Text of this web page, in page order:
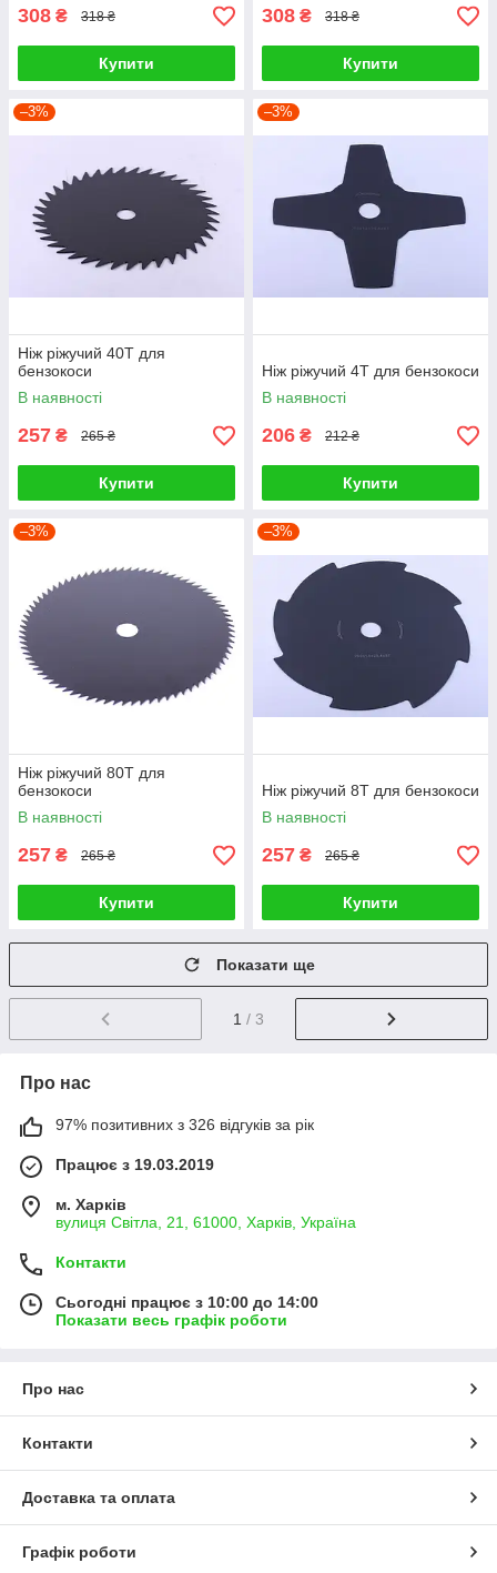
308 ₴ 318 ₴
Купити
308 ₴ 318 ₴
Купити
–3%
Ніж ріжучий 40Т для
бензокоси
В наявності
257 ₴ 265 ₴
Купити
–3%
Ніж ріжучий 4Т для бензокоси
В наявності
206 ₴ 212 ₴
Купити
–3%
Ніж ріжучий 80Т для
бензокоси
В наявності
257 ₴ 265 ₴
Купити
–3%
Ніж ріжучий 8Т для бензокоси
В наявності
257 ₴ 265 ₴
Купити
Показати ще
1 / 3
Про нас
97% позитивних з 326 відгуків за рік
Працює з 19.03.2019
м. Харків
вулиця Світла, 21, 61000, Харків, Україна
Контакти
Сьогодні працює з 10:00 до 14:00
Показати весь графік роботи
Про нас
Контакти
Доставка та оплата
Графік роботи